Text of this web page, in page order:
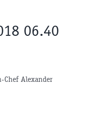
06.40
Chef Alexander